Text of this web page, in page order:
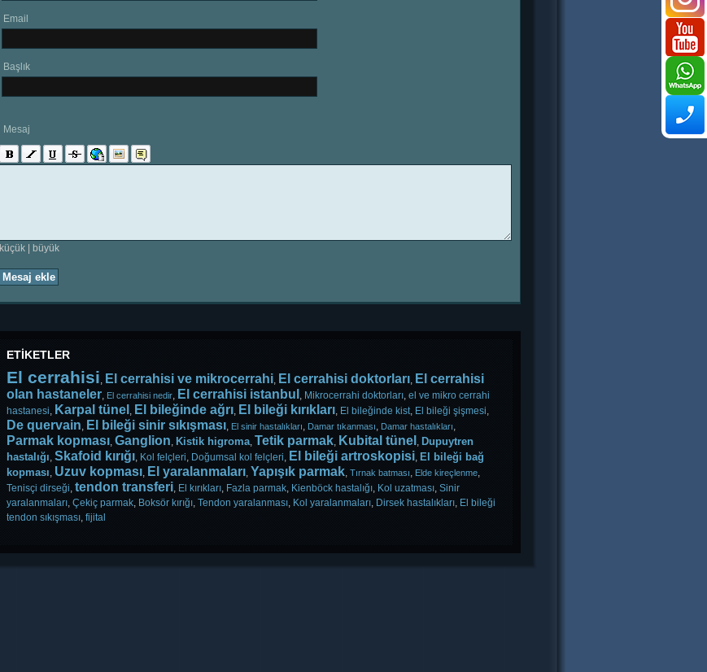
Email
Başlık
Mesaj
küçük| büyük
Mesaj ekle
ETİKETLER
El cerrahisi,El cerrahisi ve mikrocerrahi,El cerrahisi doktorları,El cerrahisi
olan hastaneler,El cerrahisi nedir,El cerrahisi istanbul ,Mikrocerrahi doktorları,el ve mikro cerrahi
hastanesi,Karpal tünel ,El bileğinde ağrı,El bileği kırıkları,El bileğinde kist,El bileği şişmesi,
De quervain,El bileği sinir sıkışması,El sinir hastalıkları,Damar tıkanması,Damar hastalıkları,
Parmak kopması,Ganglion,Kistik higroma,Tetik parmak,Kubital tünel ,Dupuytren
hastalığı,Skafoid kırığı,Kol felçleri,Doğumsal kol felçleri,El bileği artroskopisi,El bileği bağ
kopması,Uzuv kopması,El yaralanmaları,Yapışık parmak,Tırnak batması,Elde kireçlenme,
Tenisçi dirseği,tendon transferi,El kırıkları,Fazla parmak,Kienböck hastalığı,Kol uzatması,Sinir
yaralanmaları,Çekiç parmak,Boksör kırığı,Tendon yaralanması,Kol yaralanmaları,Dirsek hastalıkları,El bileği
tendon sıkışması,fijital